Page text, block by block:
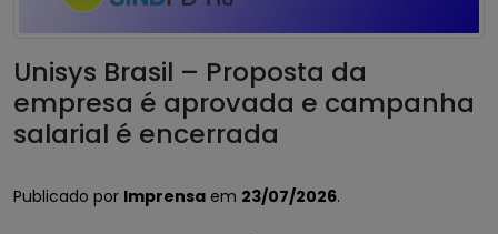
Unisys Brasil – Proposta da
empresa é aprovada e campanha
salarial é encerrada
Publicado por Imprensa em 23/07/2026.